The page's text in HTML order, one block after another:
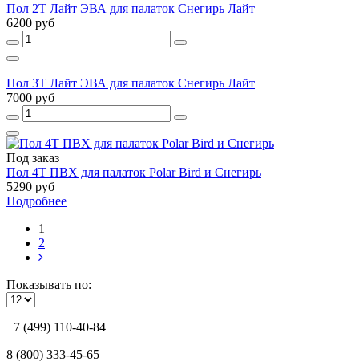
Пол 2T Лайт ЭВА для палаток Снегирь Лайт
6200 руб
Пол 3T Лайт ЭВА для палаток Снегирь Лайт
7000 руб
Под заказ
Пол 4T ПВХ для палаток Polar Bird и Снегирь
5290 руб
Подробнее
1
2
Показывать по:
+7 (499) 110-40-84
8 (800) 333-45-65